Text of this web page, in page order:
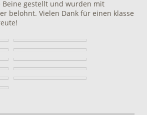
gestellt und wurden mit
belohnt. Vielen Dank für einen klasse